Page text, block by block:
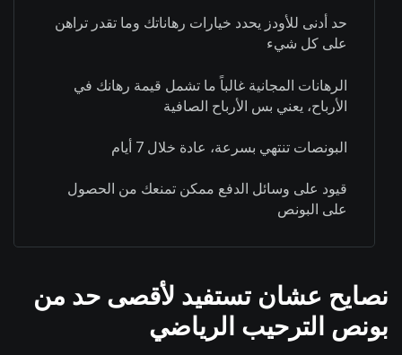
حد أدنى للأودز يحدد خيارات رهاناتك وما تقدر تراهن
على كل شيء
الرهانات المجانية غالباً ما تشمل قيمة رهانك في
الأرباح، يعني بس الأرباح الصافية
البونصات تنتهي بسرعة، عادة خلال 7 أيام
قيود على وسائل الدفع ممكن تمنعك من الحصول
على البونص
نصايح عشان تستفيد لأقصى حد من
بونص الترحيب الرياضي